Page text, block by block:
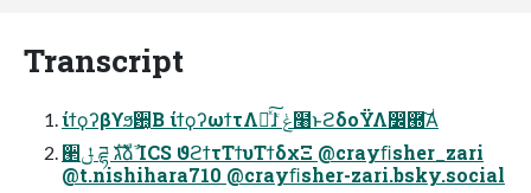
Transcript
ίϯϙʔβϒϧؔ਺͔Β ίϯϙʔωϯτΛฦͯ͠ɺ ݟͨ໨ͱϩδοΫΛ෼཭͠Α͏ͥ
੢ݪ ཌྷ גࣜձࣾ ICS ϑϩϯτΤϯυΤϯδχΞ @crayﬁsher_zari
@t.nishihara710 @crayﬁsher-zari.bsky.social